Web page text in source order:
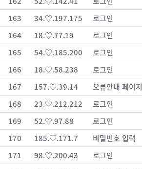
163
34.♡.197.175
로그인
164
18.♡.77.19
로그인
165
54.♡.185.200
로그인
166
18.♡.58.238
로그인
167
157.♡.39.14
오류안내 페이지
168
23.♡.212.212
로그인
169
52.♡.97.88
로그인
170
185.♡.171.7
비밀번호 입력
171
98.♡.200.43
로그인